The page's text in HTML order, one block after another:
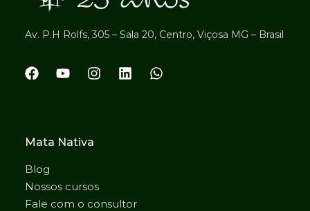
Av. P.H Rolfs, 305 – Sala 20, Centro, Viçosa MG – Brasil
Mata Nativa
Blog
Nossos cursos
Fale com o consultor